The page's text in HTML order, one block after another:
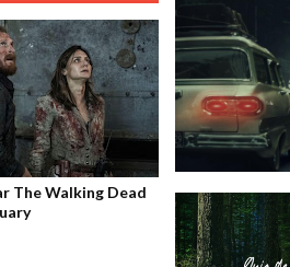
The Walking Dead